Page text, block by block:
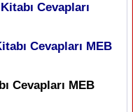
Cevapları
Cevapları MEB
Cevapları MEB